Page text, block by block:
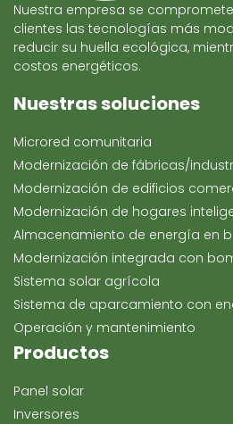
Nuestra empresa se
clientes las tecnologías más
reducir su huella ecológica,
costos energéticos.
Nuestras soluciones
Microred comunitaria
Modernización de fábricas/
Modernización de edificios
Modernización de hogares
Almacenamiento de energía en
Modernización integrada con
Sistema solar agrícola
Sistema de aparcamiento con
Operación y mantenimiento
Productos
Panel solar
Inversores